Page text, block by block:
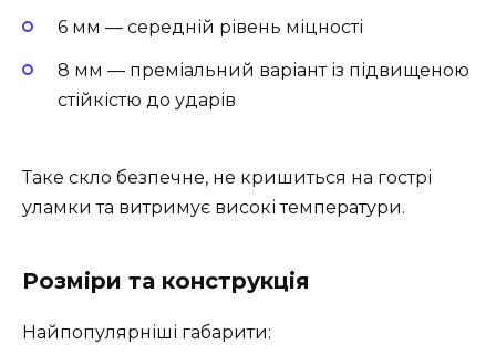
6 мм — середній рівень міцності
8 мм — преміальний варіант із підвищеною
стійкістю до ударів
Таке скло безпечне, не кришиться на гострі
уламки та витримує високі температури.
Розміри та конструкція
Найпопулярніші габарити: